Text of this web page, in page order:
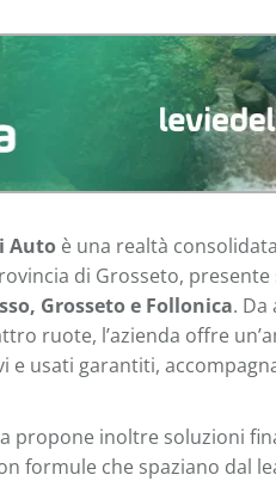
Auto è una realtà
di Grosseto,
Grosseto e Follonica.
ruote, l’azienda offre
e usati garantiti,
propone inoltre soluzioni
formule che spaziano dal